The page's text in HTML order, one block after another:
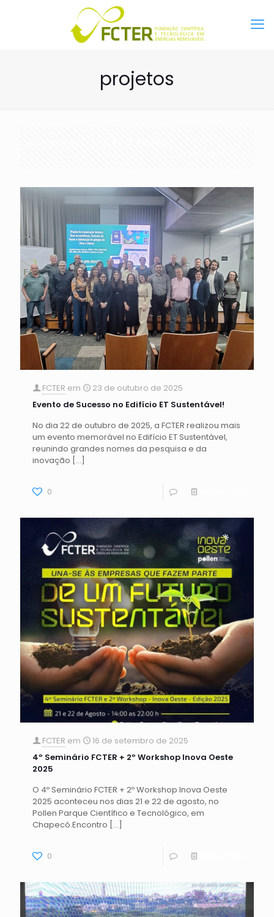
projetos
FCTER em
23 de outubro de 2025
Evento de Sucesso no Edifício ET Sustentável!
No dia 22 de outubro de 2025, a FCTER realizou mais
um evento memorável no Edifício ET Sustentável,
reunindo grandes nomes da pesquisa e da
inovação […]
0
FCTER em
16 de setembro de 2025
4º Seminário FCTER + 2º Workshop Inova Oeste
2025
O 4º Seminário FCTER + 2º Workshop Inova Oeste
2025 aconteceu nos dias 21 e 22 de agosto, no
Pollen Parque Científico e Tecnológico, em
Chapecó.Encontro […]
0